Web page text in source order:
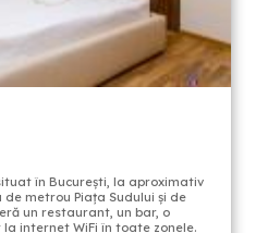
în Bucureşti, la aproximativ
metrou Piaţa Sudului şi de
un restaurant, un bar, o
internet WiFi în toate zonele.